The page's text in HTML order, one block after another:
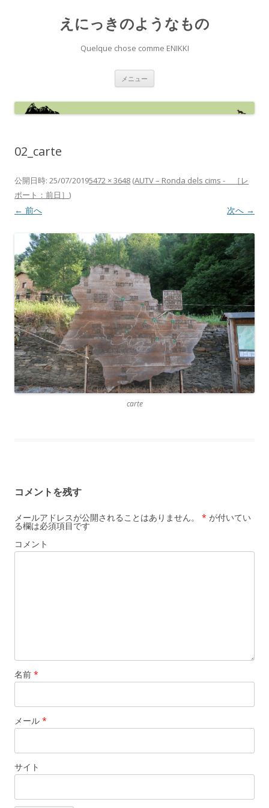
えにっきのようなもの
Quelque chose comme ENIKKI
メニュー
ン
へ
02_carte
公開日時: 25/07/20195472 × 3648 (AUTV – Ronda dels cims - ［レ
ポート：前日］ )
← 前へ 次へ →
carte
コメントを残す
メールアドレスが公開されることはありません。 * が付いてい
る欄は必須項目です
コメント
名前 *
メール *
サイト